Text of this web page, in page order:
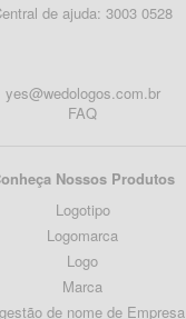
de ajuda: 3003 0528
yes@wedologos.com.br
FAQ
Nossos Produtos
Logotipo
Logomarca
Logo
Marca
de nome de Empresa